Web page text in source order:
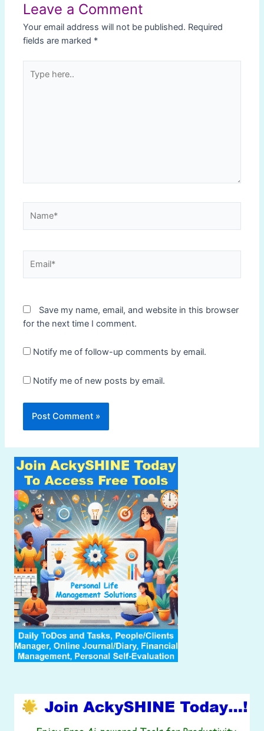
Leave a Comment
Your email address will not be published. Required
fields are marked *
here..
Save my name, email, and website in this browser
for the next time I comment.
Notify me of follow-up comments by email.
Notify me of new posts by email.